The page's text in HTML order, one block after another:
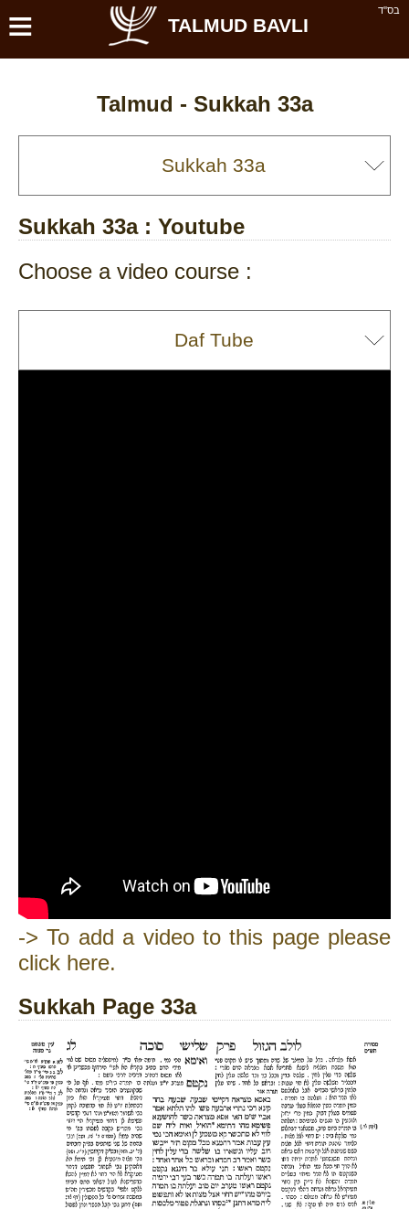
בס''ד ≡ TALMUD BAVLI
Talmud - Sukkah 33a
Sukkah 33a: Youtube
Choose a video course :
-> To add a video to this page please
click here.
Sukkah Page 33a